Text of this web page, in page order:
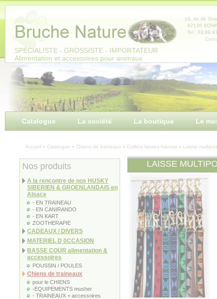
SPÉCIALISTE - GROSSISTE - IMPORTATEUR
Alimentation et accessoires pour animaux
13, rte de
67130
Tel :
Catalogue La société La boutique Le
Accueil » Catalogue » Chiens de traineaux » Colliers laisses harnais » Laisse
Nos produits
A la rencontre de nos HUSKY
SIBERIEN & GROENLANDAIS en
Alsace
- EN TRAINEAU
- EN CANIRANDO
- EN KART
ZOOTHERAPIE
CADEAUX / DIVERS
MATERIEL D 0CCASION
BASSE COUR alimentation &
accessoires
POUSSIN / POULES
Chiens de traineaux
pour le CHIENS
-EQUIPEMENTS musher
- TRAINEAUX + accessoires
LAISSE
Panneau de gestion des cookies